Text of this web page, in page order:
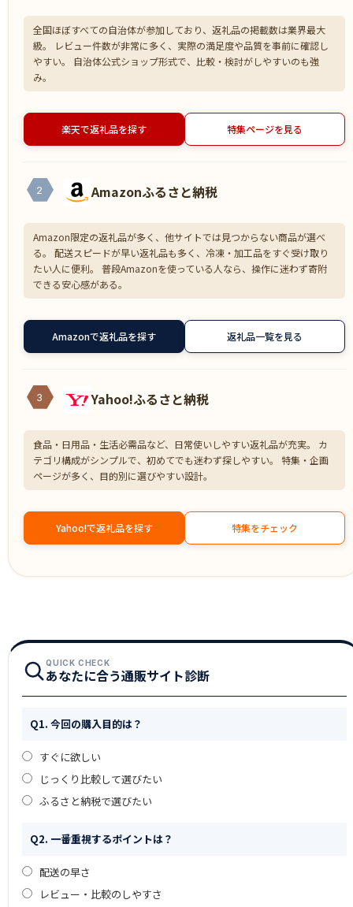
全国ほぼすべての自治体が参加しており、返礼品の掲載数は業界最大
級。 レビュー件数が非常に多く、実際の満足度や品質を事前に確認し
やすい。 自治体公式ショップ形式で、比較・検討がしやすいのも強
み。
楽天で返礼品を探す 特集ページを見る
2 Amazonふるさと納税
Amazon限定の返礼品が多く、他サイトでは見つからない商品が選べ
る。 配送スピードが早い返礼品も多く、冷凍・加工品をすぐ受け取り
たい人に便利。 普段Amazonを使っている人なら、操作に迷わず寄附
できる安心感がある。
Amazonで返礼品を探す 返礼品一覧を見る
3 Yahoo!ふるさと納税
食品・日用品・生活必需品など、日常使いしやすい返礼品が充実。 カ
テゴリ構成がシンプルで、初めてでも迷わず探しやすい。 特集・企画
ページが多く、目的別に選びやすい設計。
Yahoo!で返礼品を探す 特集をチェック
QUICK CHECK
あなたに合う通販サイト診断
Q1. 今回の購入目的は？
すぐに欲しい
じっくり比較して選びたい
ふるさと納税で選びたい
Q2. 一番重視するポイントは？
配送の早さ
レビュー・比較のしやすさ